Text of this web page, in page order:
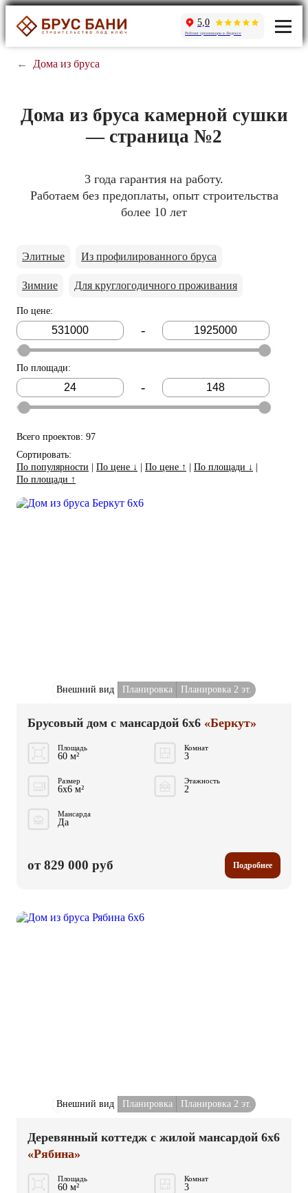
5,0
Рейтинг организации в Яндексе
← Дома из бруса
Дома из бруса камерной сушки
— страница №2
3 года гарантия на работу.
Работаем без предоплаты, опыт строительства
более 10 лет
Элитные Из профилированного бруса
Зимние Для круглогодичного проживания
По цене:
-
По площади:
-
Всего проектов: 97
Сортировать:
По популярности
По цене ↓ По цене ↑ По площади ↓
По площади ↑
Внешний вид Планировка Планировка 2 эт.
Брусовый дом с мансардой 6x6 «Беркут»
Площадь
60 м²
Комнат
3
Размер
6x6 м²
Этажность
2
Мансарда
Да
от 829 000 руб Подробнее
Внешний вид Планировка Планировка 2 эт.
Деревянный коттедж с жилой мансардой 6x6
«Рябина»
Площадь
60 м²
Комнат
3